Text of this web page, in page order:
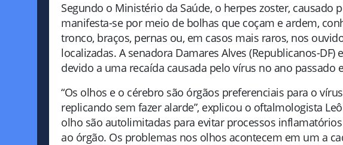
Segundo o Ministério da Saúde, o herpes zoster, causado
manifesta-se por meio de bolhas que coçam e ardem,
tronco, braços, pernas ou, em casos mais raros, nos
localizadas. A senadora Damares Alves (Republicanos-
devido a uma recaída causada pelo vírus no ano passado
“Os olhos e o cérebro são órgãos preferenciais para o
replicando sem fazer alarde”, explicou o oftalmologista
olho são autolimitadas para evitar processos
ao órgão. Os problemas nos olhos acontecem em um a